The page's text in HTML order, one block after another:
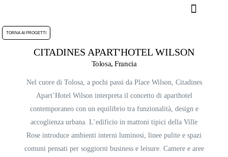
TORNA AI PROGETTI
CITADINES APART'HOTEL WILSON
Tolosa, Francia
Nel cuore di Tolosa, a pochi passi da Place Wilson, Citadines
Apart’Hotel Wilson interpreta il concetto di aparthotel
contemporaneocon un equilibrio tra funzionalità, design e
accoglienza urbana. L’edificio in mattoni tipici della Ville
Rose introduce ambienti interni luminosi, linee pulite e spazi
comuni pensati per soggiorni business e leisure. Camere e aree